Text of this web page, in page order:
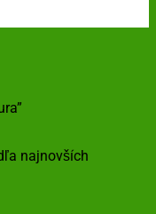
najnovších